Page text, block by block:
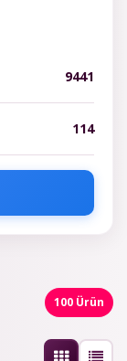
9441
114
100 Ürün